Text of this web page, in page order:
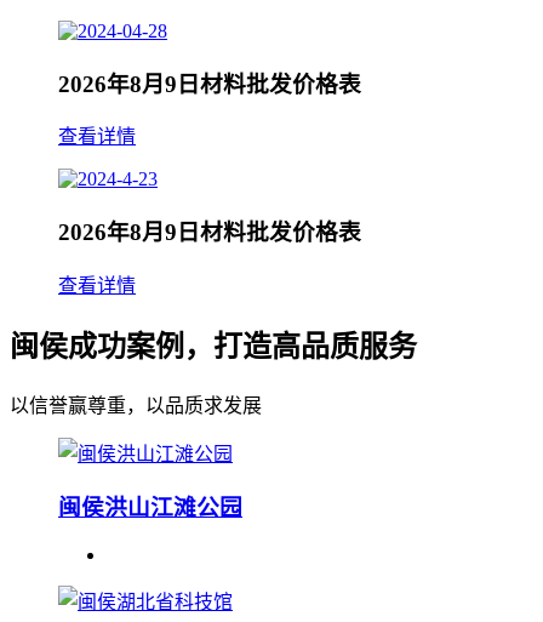
2026年8月9日材料批发价格表
查看详情
2026年8月9日材料批发价格表
查看详情
闽侯成功案例，打造高品质服务
以信誉赢尊重，以品质求发展
闽侯洪山江滩公园